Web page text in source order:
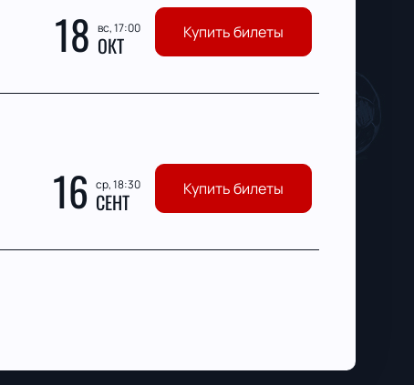
18 вс, 17:00
ОКТ Купить билеты
16 ср, 18:30
СЕНТ Купить билеты